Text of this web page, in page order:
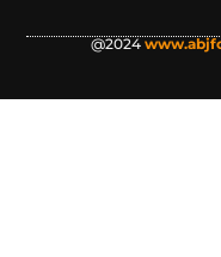
@2024